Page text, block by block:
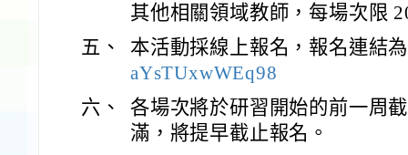
其他相關領域教師，每場次限
五、
本活動採線上報名，報名連結
aYsTUxwWEq98
六、
各場次將於研習開始的前一周
滿，將提早截止報名。